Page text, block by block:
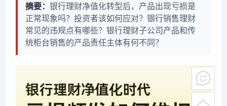
摘要：银行理财净值化转型后，产品出现亏损是
正常现象吗？投资者该如何应对？银行销售理财
常见的违规点有哪些？银行理财子公司产品和传
统柜台销售的产品责任主体有何不同？